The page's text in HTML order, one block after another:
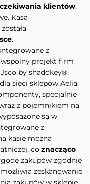
klientów,
Kasa
.
z
wspólny projekt firm
by shadokey®.
dla sieci sklepów Aelia.
specjalnie
z pojemnikiem na
są w
z
kasie można
co znacząco
zakupów zgodnie
zeskanowanie